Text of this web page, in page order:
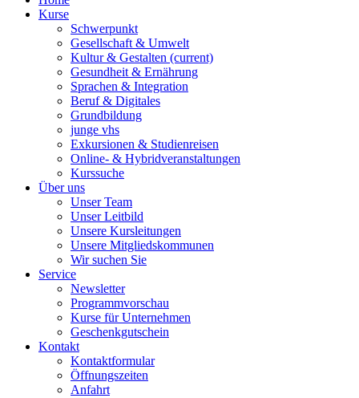
Kurse
Schwerpunkt
Gesellschaft & Umwelt
Kultur & Gestalten (current)
Gesundheit & Ernährung
Sprachen & Integration
Beruf & Digitales
Grundbildung
junge vhs
Exkursionen & Studienreisen
Online- & Hybridveranstaltungen
Kurssuche
Über uns
Unser Team
Unser Leitbild
Unsere Kursleitungen
Unsere Mitgliedskommunen
Wir suchen Sie
Service
Newsletter
Programmvorschau
Kurse für Unternehmen
Geschenkgutschein
Kontakt
Kontaktformular
Öffnungszeiten
Anfahrt